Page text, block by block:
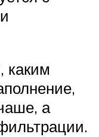
каким
а